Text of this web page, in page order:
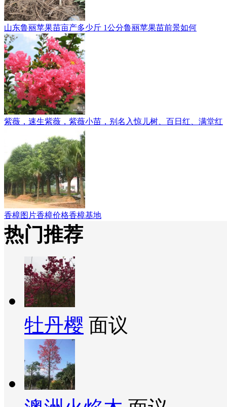
山东鲁丽苹果苗亩产多少斤 1公分鲁丽苹果苗前景如何
紫薇，速生紫薇，紫薇小苗，别名入惊儿树、百日红、满堂红
香樟图片香樟价格香樟基地
热门推荐
牡丹樱 面议